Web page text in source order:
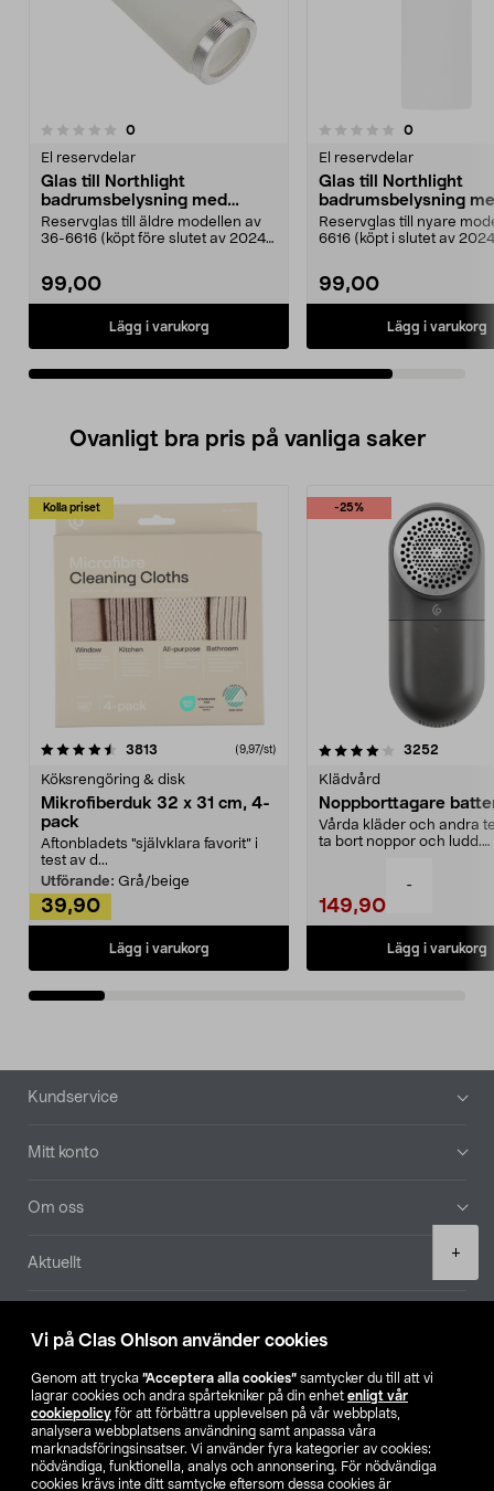
Vi på Clas Ohlson använder cookies
Genom att trycka ”Acceptera alla cookies” samtycker du till att vi
lagrar cookies och andra spårtekniker på din enhet enligt vår
cookiepolicy för att förbättra upplevelsen på vår webbplats,
analysera webbplatsens användning samt anpassa våra
marknadsföringsinsatser. Vi använder fyra kategorier av cookies:
nödvändiga, funktionella, analys och annonsering. För nödvändiga
cookies krävs inte ditt samtycke eftersom dessa cookies är
-
+
0recensioner
El reservdelar
Glas till Northlight
badrumsbelysning med
aluminiumgänga
Reservglas till äldre modellen av
36-6616 (köpt före slutet av 2024).
99,00
Lägg i varukorg
0.0 av 5 stjärnor 0recensioner
El reservdelar
Glas till Northlight
badrumsbelysning
glasgänga
Reservglas till nyare
6616 (köpt i slutet av
99,00
Lägg i varukorg
Ovanligt bra pris på vanliga saker
Kolla priset
3813 (9,97/st)
Köksrengöring & disk
Mikrofiberduk 32 x 31 cm, 4-
pack
Aftonbladets "självklara favorit” i
test av d...
Utförande: Grå/beige
39,90
Lägg i varukorg
-25%
4.0av 5 stjärnor 3252
Klädvård
Noppborttagare
Vårda kläder och andra
ta bort noppor och ludd.
149,90
Lägg i varukorg
4.5av 5 stjärnor
Sidfot
Kundservice
Mitt konto
Om oss
Aktuellt
Hitta butik
SE NO FI